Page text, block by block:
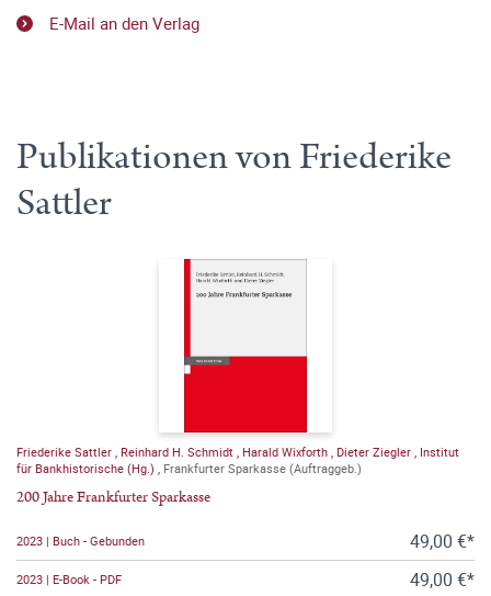
E-Mail an den Verlag
Publikationen von Friederike
Sattler
Friederike Sattler Reinhard H. Schmidt Harald Wixforth Dieter Ziegler Institut
für Bankhistorische (Hg.)
Frankfurter Sparkasse (Auftraggeb.)
200 Jahre Frankfurter Sparkasse
2023 | Buch - Gebunden 49,00 €*
2023 | E-Book - PDF 49,00 €*